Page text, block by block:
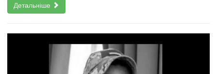
Детальніше